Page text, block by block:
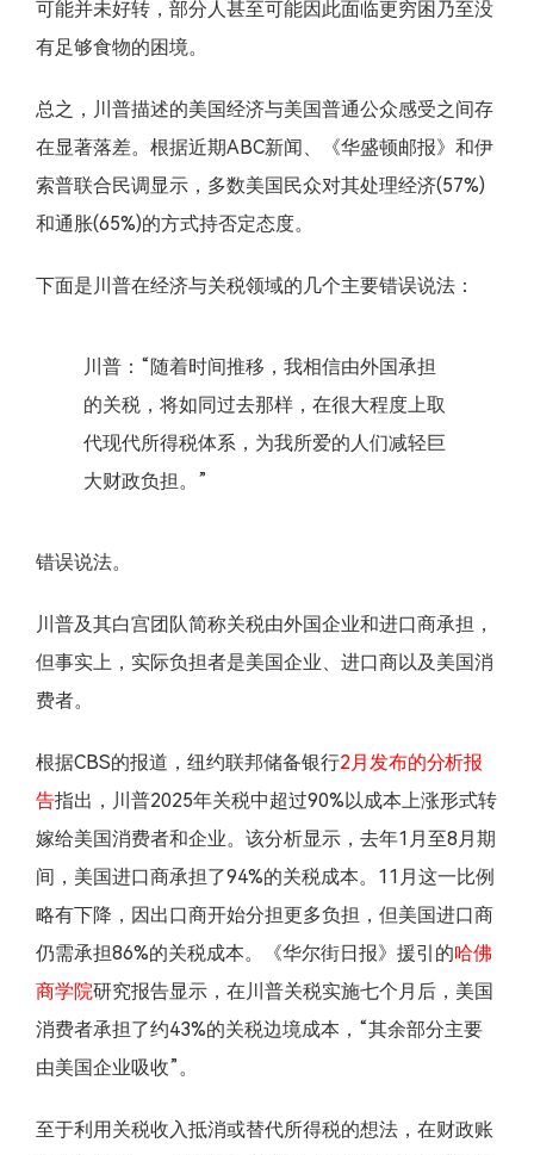
可能并未好转，部分人甚至可能因此面临更穷困乃至没
有足够食物的困境。
总之，川普描述的美国经济与美国普通公众感受之间存
在显著落差。根据近期ABC新闻、《华盛顿邮报》和伊
索普联合民调显示，多数美国民众对其处理经济(57%)
和通胀(65%)的方式持否定态度。
下面是川普在经济与关税领域的几个主要错误说法：
川普：“随着时间推移，我相信由外国承担
的关税，将如同过去那样，在很大程度上取
代现代所得税体系，为我所爱的人们减轻巨
大财政负担。”
错误说法。
川普及其白宫团队简称关税由外国企业和进口商承担，
但事实上，实际负担者是美国企业、进口商以及美国消
费者。
根据CBS的报道，纽约联邦储备银行2月发布的分析报
告指出，川普2025年关税中超过90%以成本上涨形式转
嫁给美国消费者和企业。该分析显示，去年1月至8月期
间，美国进口商承担了94%的关税成本。11月这一比例
略有下降，因出口商开始分担更多负担，但美国进口商
仍需承担86%的关税成本。《华尔街日报》援引的哈佛
商学院研究报告显示，在川普关税实施七个月后，美国
消费者承担了约43%的关税边境成本，“其余部分主要
由美国企业吸收”。
至于利用关税收入抵消或替代所得税的想法，在财政账